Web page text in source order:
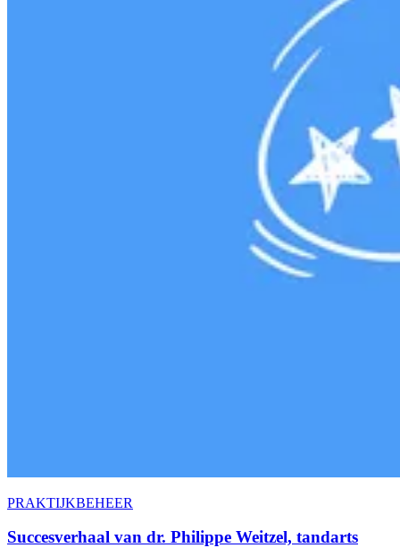
PRAKTIJKBEHEER
Succesverhaal van dr. Philippe Weitzel, tandarts